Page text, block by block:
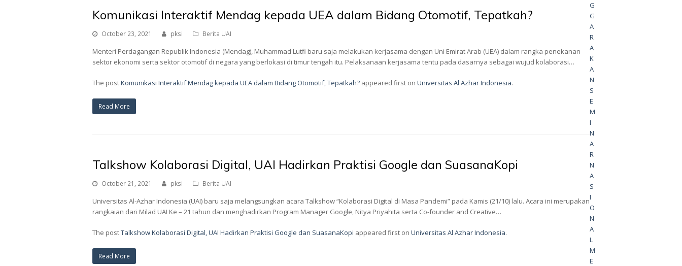
Komunikasi Interaktif Mendag kepada UEA dalam Bidang Otomotif, Tepatkah?
October 23, 2021 pksi Berita UAI
Menteri Perdagangan Republik Indonesia (Mendag), Muhammad Lutfi baru saja melakukan kerjasama dengan Uni Emirat Arab (UEA) dalam rangka penekanan
sektor ekonomi serta sektor otomotif di negara yang berlokasi di timur tengah itu. Pelaksanaan kerjasama tentu pada dasarnya sebagai wujud kolaborasi…
The postKomunikasi Interaktif Mendag kepada UEA dalam Bidang Otomotif, Tepatkah? appeared first on Universitas Al Azhar Indonesia.
Read More
Talkshow Kolaborasi Digital, UAI Hadirkan Praktisi Google dan SuasanaKopi
October 21, 2021 pksi Berita UAI
Universitas Al-Azhar Indonesia (UAI) baru saja melangsungkan acara Talkshow “Kolaborasi Digital di Masa Pandemi” pada Kamis (21/10) lalu. Acara ini merupakan
rangkaian dari Milad UAI Ke – 21 tahun dan menghadirkan Program Manager Google, Nitya Priyahita serta Co-founder and Creative…
The postTalkshow Kolaborasi Digital, UAI Hadirkan Praktisi Google dan SuasanaKopi appeared first on Universitas Al Azhar Indonesia.
Read More
G
G
A
R
A
K
A
N
S
E
M
I
N
A
R
N
A
S
I
O
N
A
L
M
E